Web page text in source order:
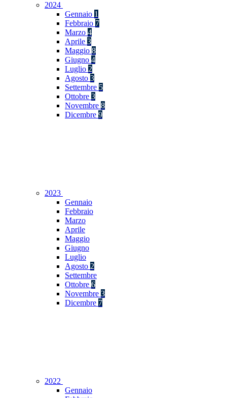
2024
Gennaio 1
Febbraio 7
Marzo 4
Aprile 3
Maggio 8
Giugno 4
Luglio 2
Agosto 3
Settembre 5
Ottobre 3
Novembre 8
Dicembre 9
2023
Gennaio
Febbraio
Marzo
Aprile
Maggio
Giugno
Luglio
Agosto 2
Settembre
Ottobre 6
Novembre 3
Dicembre 7
2022
Gennaio